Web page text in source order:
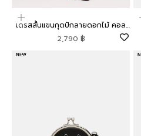
เลือกตัวเลือก
เดรสสั้นแขนกุดปักลายดอกไม้ คอล
เลกชัน Mild Moment
ราคาโปรโมชัน
2,790 ฿